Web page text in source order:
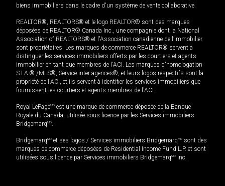
biens immobiliers dans le cadre d'un système de vente collaborative.
REALTOR®, REALTORS® et le logo REALTOR® sont des marques
déposées de REALTOR® Canada Inc., une compagnie dont la National
Association of REALTORS® et l'Association canadienne de l’immobilier
sont propriétaires. Les marques de commerce REALTOR® servent à
distinguer les services immobiliers offerts par les courtiers et agents
immobilier en tant que membres de l'ACI. Les marques d'homologation
S.I.A.® /MLS®, Service inter-agences®, et leurs logos respectifs sont la
propriété de l'ACI, et ils servent à identifier les services immobiliers que
fournissent les courtiers et agents membres de l'ACI.
Royal LePageMD est une marque de commerce déposée de la Banque
Royale du Canada, utilisée sous licence par les Services immobiliers
BridgemarqMD.
BridgemarqMD et ses logos / Services immobiliers BridgemarqMD sont des
marques de commerce déposées de Residential Income Fund L.P. et sont
utilisées sous licence par Services immobiliers BridgemarqMD Inc.